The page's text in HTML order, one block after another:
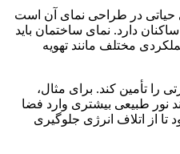
حیاتی در طراحی نمای آن است
دارد. نمای ساختمان باید
مختلف مانند تهویه
را تأمین کند. برای مثال،
نور طبیعی بیشتری وارد فضا
تا از اتلاف انرژی جلوگیری